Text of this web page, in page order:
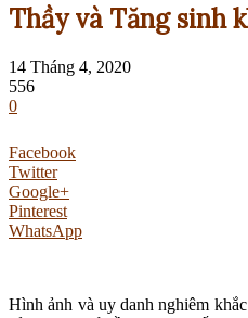
Thầy và Tăng sinh
14 Tháng 4, 2020
556
0
Facebook
Twitter
Google+
Pinterest
WhatsApp
Hình ảnh và uy danh nghiêm